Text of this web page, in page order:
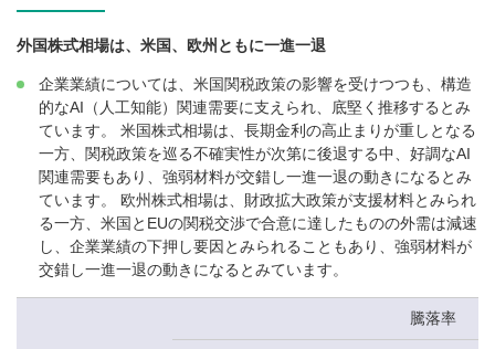
外国株式相場は、米国、欧州ともに一進一退
企業業績については、米国関税政策の影響を受けつつも、構造
的なAI（人工知能）関連需要に支えられ、底堅く推移するとみ
ています。 米国株式相場は、長期金利の高止まりが重しとなる
一方、関税政策を巡る不確実性が次第に後退する中、好調なAI
関連需要もあり、強弱材料が交錯し一進一退の動きになるとみ
ています。 欧州株式相場は、財政拡大政策が支援材料とみられ
る一方、米国とEUの関税交渉で合意に達したものの外需は減速
し、企業業績の下押し要因とみられることもあり、強弱材料が
交錯し一進一退の動きになるとみています。
騰落率